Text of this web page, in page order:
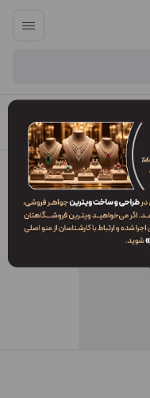
/ جعبه انگشتر AP1 DSM1